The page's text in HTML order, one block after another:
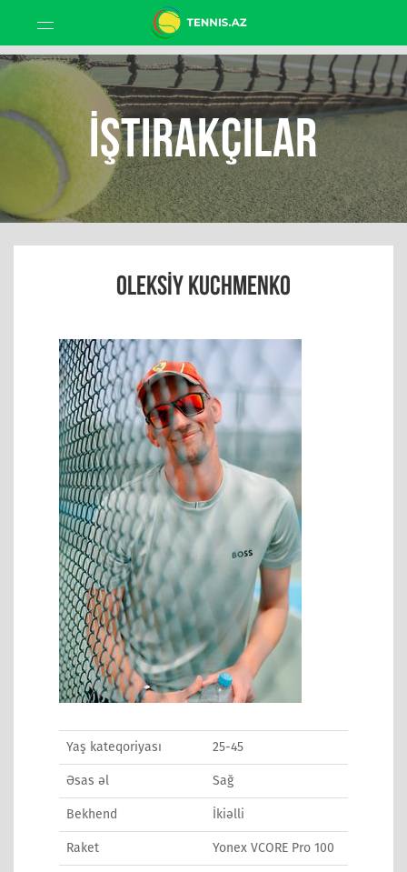
İştirakçılar
OLEKSIY KUCHMENKO
Yaş kateqoriyası 25-45
Əsas əl Sağ
Bekhend İkiəlli
Raket Yonex VCORE Pro 100